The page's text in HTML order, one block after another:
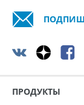
ПРОДУКТЫ